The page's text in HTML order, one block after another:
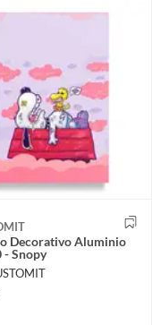
Decorativo Aluminio
- Snopy